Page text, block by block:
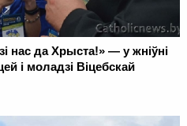
нас да Хрыста!» — у жніўні
і моладзі Віцебскай